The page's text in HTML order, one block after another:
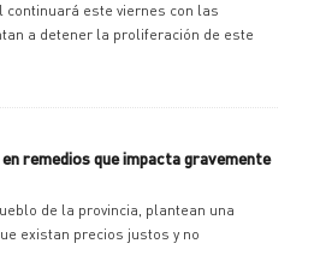
continuará este viernes con las
a detener la proliferación de este
remedios que impacta gravemente
de la provincia, plantean una
existan precios justos y no